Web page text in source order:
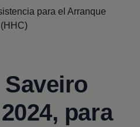
para el Arranque
para